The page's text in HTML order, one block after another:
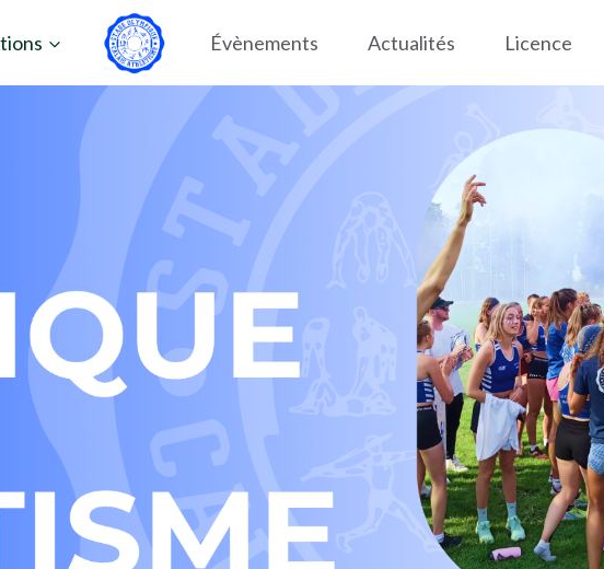
Évènements Actualités Licence